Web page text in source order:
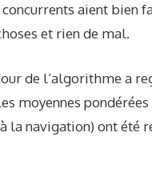
aient bien
et rien de mal.
de l’algorithme a
moyennes
la navigation) ont été